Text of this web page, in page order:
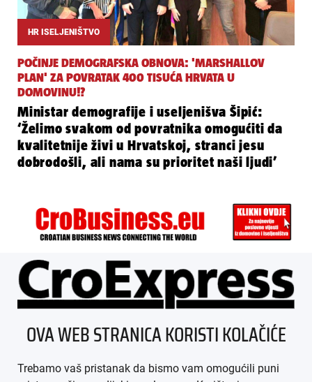
HR ISELJENIŠTVO
POČINJE DEMOGRAFSKA OBNOVA: 'MARSHALLOV
PLAN' ZA POVRATAK 400 TISUĆA HRVATA U
DOMOVINU!?
Ministar demografije i useljenišva Šipić:
‘Želimo svakom od povratnika omogućiti da
kvalitetnije živi u Hrvatskoj, stranci jesu
dobrodošli, ali nama su prioritet naši ljudi’
ÜBER UNS
IMPRESSUM
AGB
OVA WEB STRANICA KORISTI KOLAČIĆE
Trebamo vaš pristanak da bismo vam omogućili puni